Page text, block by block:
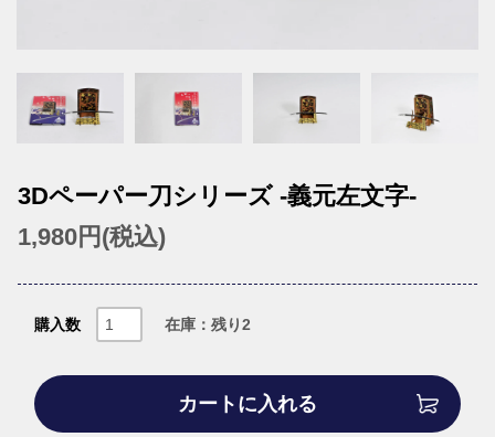
3Dペーパー刀シリーズ -義元左文字-
1,980円(税込)
購入数 在庫：残り2
カートに入れる